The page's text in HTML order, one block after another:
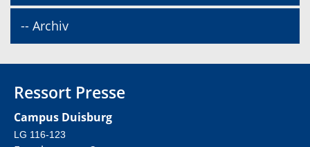
-- Archiv
Ressort Presse
Campus Duisburg
LG 116-123